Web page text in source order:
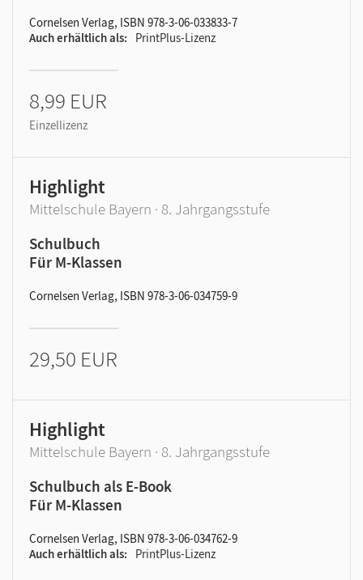
Cornelsen Verlag, ISBN 978-3-06-033833-7
Auch erhältlich als
PrintPlus-Lizenz
8,99 EUR
Einzellizenz
Highlight
Mittelschule Bayern · 8. Jahrgangsstufe
Schulbuch
Für M-Klassen
Cornelsen Verlag, ISBN 978-3-06-034759-9
29,50 EUR
Highlight
Mittelschule Bayern · 8. Jahrgangsstufe
Schulbuch als E-Book
Für M-Klassen
Cornelsen Verlag, ISBN 978-3-06-034762-9
Auch erhältlich als
PrintPlus-Lizenz